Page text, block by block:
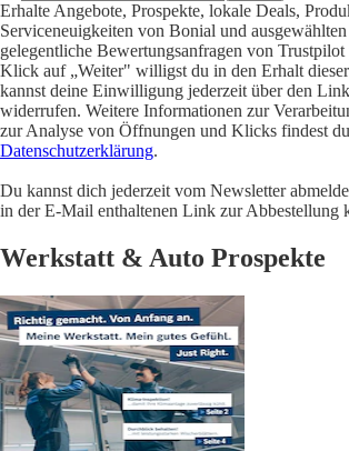
Erhalte Angebote, Prospekte, lokale Deals,
Serviceneuigkeiten von Bonial und
gelegentliche Bewertungsanfragen von
Klick auf „Weiter" willigst du in den Erhalt
kannst deine Einwilligung jederzeit über den
widerrufen. Weitere Informationen zur
zur Analyse von Öffnungen und Klicks findest
Datenschutzerklärung.
Du kannst dich jederzeit vom Newsletter
in der E-Mail enthaltenen Link zur Abbestellung
Werkstatt & Auto Prospekte